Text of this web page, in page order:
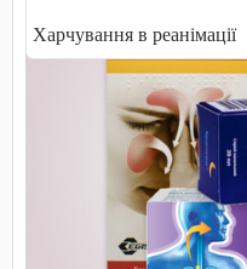
Харчування в реанімації